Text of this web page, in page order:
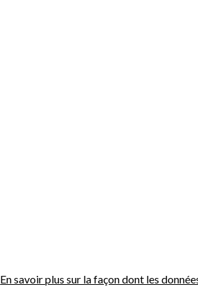
En savoir plus sur la façon dont les